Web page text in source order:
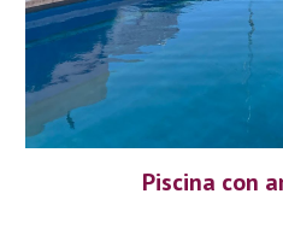
Piscina con